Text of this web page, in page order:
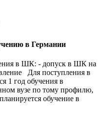
в Германии
в ШК: - допуск в ШК на
Для поступления в
1 год обучения в
вузе по тому профилю,
обучение в